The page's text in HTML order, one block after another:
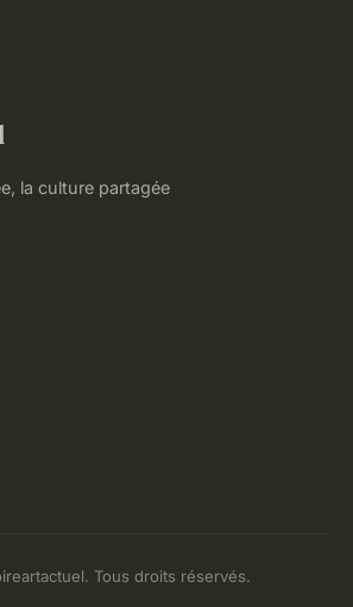
la culture partagée
Tous droits réservés.